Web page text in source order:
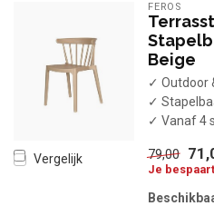
Vergelijk
FEROS
Beige
✓ Outdoor
✓
✓ Vanaf 4
79,00
Je bespaart